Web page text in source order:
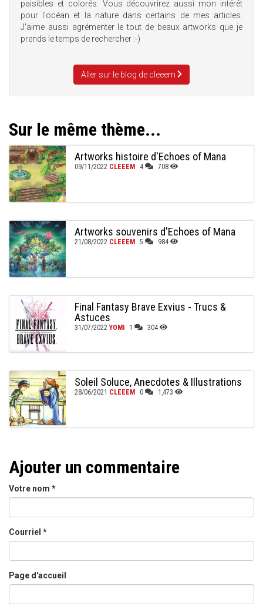
paisibles et colorés. Vous découvrirez aussi mon intérêt
pour l'océan et la nature dans certains de mes articles.
J'aime aussi agrémenter le tout de beaux artworks que je
prends le temps de rechercher :-)
Aller sur le blog de cleeem
Sur le même thème...
Artworks histoire d'Echoes of Mana
09/11/2022 CLEEEM 4 708
Artworks souvenirs d'Echoes of Mana
21/08/2022 CLEEEM 5 984
Final Fantasy Brave Exvius - Trucs &
Astuces
31/07/2022YOMI 1 304
Soleil Soluce, Anecdotes & Illustrations
28/06/2021 CLEEEM 0 1,473
Ajouter un commentaire
Votre nom *
Courriel *
Page d'accueil